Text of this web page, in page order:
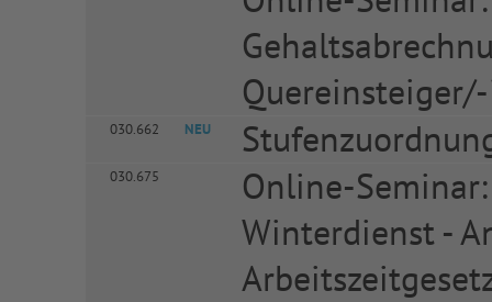
030.662 NEU
030.675
Online-
Winterdienst -